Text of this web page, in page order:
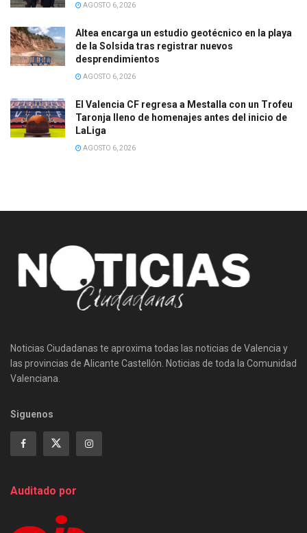
AGOSTO 6, 2026
Altea encarga un estudio geotécnico en la playa
de la Solsida tras registrar nuevos
desprendimientos
AGOSTO 6, 2026
El Valencia CF regresa a Mestalla con un Trofeu
Taronja lleno de homenajes antes del inicio de
LaLiga
AGOSTO 6, 2026
Noticias Ciudadanas te aproxima todas las noticias de Valencia y
las provincias de Alicante Castellón. Noticias de toda la Comunidad
Valenciana.
Siguenos
Auditado por